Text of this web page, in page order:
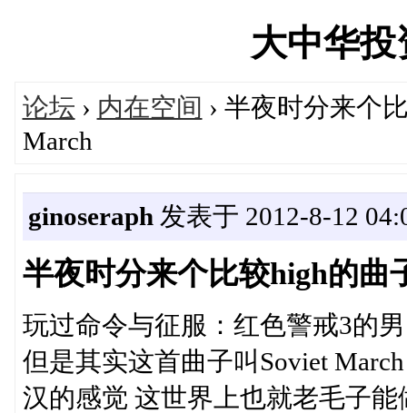
大中华
论坛 › 内在空间 › 半夜时分来个
March
ginoseraph 发表于 2012-8-12
半夜时分来个比较high的曲
玩过命令与征服：红色警戒3的
但是其实这首曲子叫Soviet
汉的感觉 这世界上也就老毛子